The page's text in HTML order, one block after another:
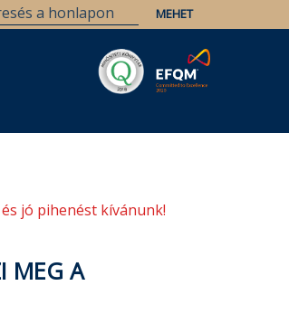
jó pihenést kívánunk!
MEG A